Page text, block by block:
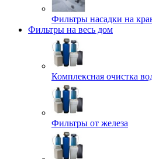
Фильтры насадки на
Фильтры на весь дом
Комплексная очистка
Фильтры от железа